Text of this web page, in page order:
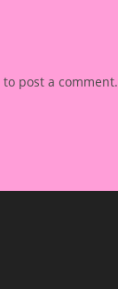
to post a comment.